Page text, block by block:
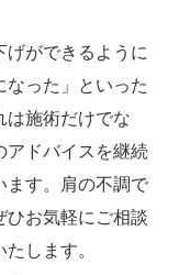
げができるように
った」といった
は施術だけでな
アドバイスを継続
ます。肩の不調で
ひお気軽にご相談
します。